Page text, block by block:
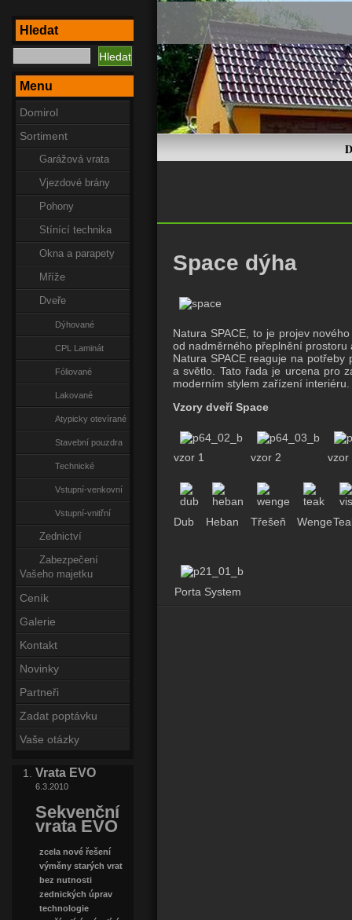
Hledat
Menu
Domirol
Sortiment
Garážová vrata
Vjezdové brány
Pohony
Stínící technika
Okna a parapety
Mříže
Dveře
Dýhované
CPL Laminát
Fóliované
Lakované
Atypicky otevírané
Stavební pouzdra
Technické
Vstupní-venkovní
Vstupní-vnitřní
Zednictví
Zabezpečení
Vašeho majetku
Ceník
Galerie
Kontakt
Novinky
Partneři
Zadat poptávku
Vaše otázky
Vrata EVO
6.3.2010
Sekvenční
vrata EVO
zcela nové řešení
výměny starých vrat
bez nutnosti
zednických úprav
technologie
Space dýha
Natura SPACE, to je projev
od nadměrného přeplnění
Natura SPACE reaguje na
a světlo. Tato řada je urcena pro
moderním stylem zařízení interiéru.
Vzory dveří Space
vzor 1 vzor 2 vzor
Dub Heban Třešeň Wenge
Porta System